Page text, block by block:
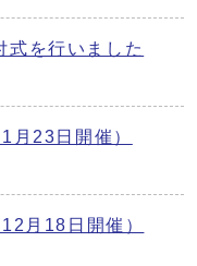
式を行いました
月23日開催）
月18日開催）